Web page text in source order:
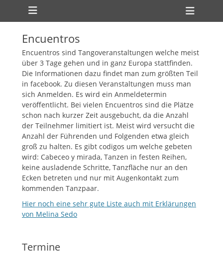
Primäres Menü
Zum
Inhalt
Encuentros
Encuentros sind Tangoveranstaltungen welche meist
über 3 Tage gehen und in ganz Europa stattfinden.
Die Informationen dazu findet man zum größten Teil
in facebook. Zu diesen Veranstaltungen muss man
sich Anmelden. Es wird ein Anmeldetermin
veröffentlicht. Bei vielen Encuentros sind die Plätze
schon nach kurzer Zeit ausgebucht, da die Anzahl
der Teilnehmer limitiert ist. Meist wird versucht die
Anzahl der Führenden und Folgenden etwa gleich
groß zu halten. Es gibt codigos um welche gebeten
wird: Cabeceo y mirada, Tanzen in festen Reihen,
keine ausladende Schritte, Tanzfläche nur an den
Ecken betreten und nur mit Augenkontakt zum
kommenden Tanzpaar.
Hier noch eine sehr gute Liste auch mit Erklärungen
von Melina Sedo
Termine